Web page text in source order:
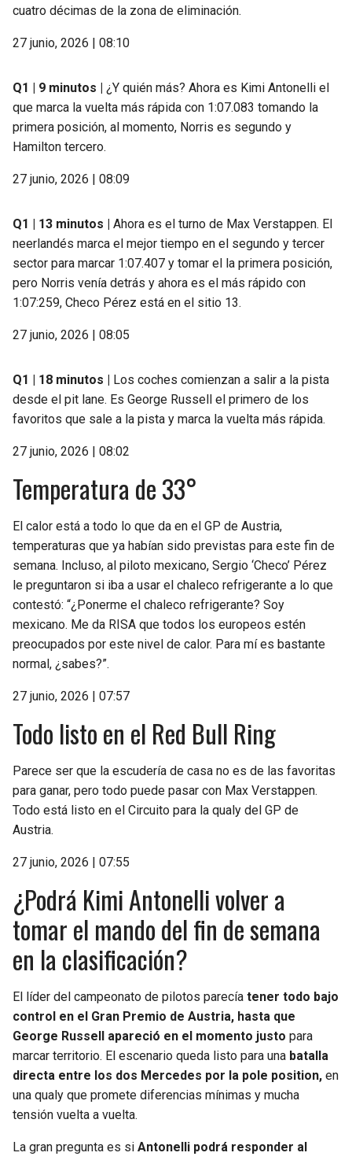
cuatro décimas de la zona de eliminación.
27 junio, 2026 | 08:10
Q1 | 9 minutos |
¿Y quién más? Ahora es Kimi Antonelli el
que marca la vuelta más rápida con 1:07.083 tomando la
primera posición, al momento, Norris es segundo y
Hamilton tercero.
27 junio, 2026 | 08:09
Q1 | 13 minutos |
Ahora es el turno de Max Verstappen. El
neerlandés marca el mejor tiempo en el segundo y tercer
sector para marcar 1:07.407 y tomar el la primera posición,
pero Norris venía detrás y ahora es el más rápido con
1:07:259, Checo Pérez está en el sitio 13.
27 junio, 2026 | 08:05
Q1 | 18 minutos |
Los coches comienzan a salir a la pista
desde el pit lane. Es George Russell el primero de los
favoritos que sale a la pista y marca la vuelta más rápida.
27 junio, 2026 | 08:02
Temperatura de 33°
El calor está a todo lo que da en el GP de Austria,
temperaturas que ya habían sido previstas para este fin de
semana. Incluso, al piloto mexicano, Sergio ‘Checo’ Pérez
le preguntaron si iba a usar el chaleco refrigerante a lo que
contestó: “¿Ponerme el chaleco refrigerante? Soy
mexicano. Me da RISA que todos los europeos estén
preocupados por este nivel de calor. Para mí es bastante
normal, ¿sabes?”.
27 junio, 2026 | 07:57
Todo listo en el Red Bull Ring
Parece ser que la escudería de casa no es de las favoritas
para ganar, pero todo puede pasar con Max Verstappen.
Todo está listo en el Circuito para la qualy del GP de
Austria.
27 junio, 2026 | 07:55
¿Podrá Kimi Antonelli volver a
tomar el mando del fin de semana
en la clasificación?
El líder del campeonato de pilotos parecía tener todo bajo
control en el Gran Premio de Austria, hasta que
George Russell apareció en el momento justo para
marcar territorio. El escenario queda listo para una batalla
directa entre los dos Mercedes por la pole position, en
una qualy que promete diferencias mínimas y mucha
tensión vuelta a vuelta.
La gran pregunta es si Antonelli podrá responder al